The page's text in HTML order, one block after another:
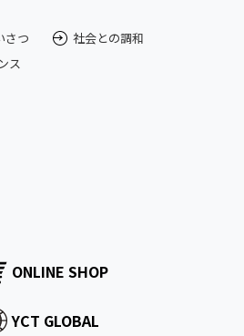
さつ
社会との調和
ス
ONLINE SHOP
YCT GLOBAL